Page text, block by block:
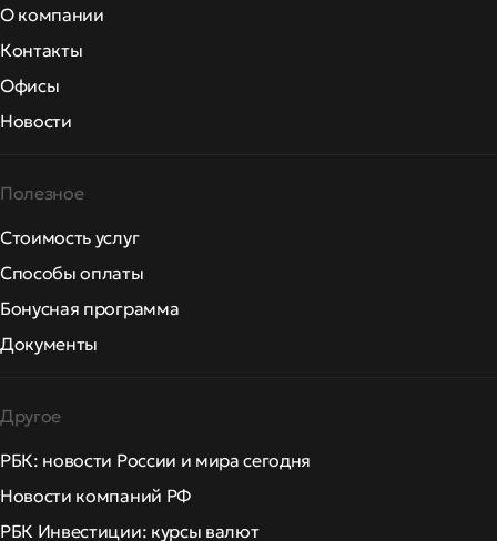
О компании
Контакты
Офисы
Новости
Полезное
Стоимость услуг
Способы оплаты
Бонусная программа
Документы
Другое
РБК: новости России и мира сегодня
Новости компаний РФ
РБК Инвестиции: курсы валют